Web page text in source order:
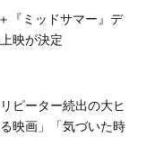
『ミッドサマー』デ
映が決定
ピーター続出の大ヒ
映画」「気づいた時